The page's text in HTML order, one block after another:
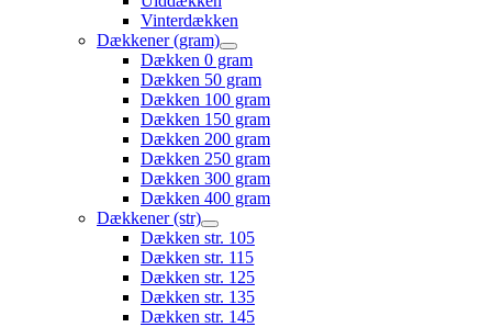
Vinterdækken
Dækkener (gram)
Dækken 0 gram
Dækken 50 gram
Dækken 100 gram
Dækken 150 gram
Dækken 200 gram
Dækken 250 gram
Dækken 300 gram
Dækken 400 gram
Dækkener (str)
Dækken str. 105
Dækken str. 115
Dækken str. 125
Dækken str. 135
Dækken str. 145